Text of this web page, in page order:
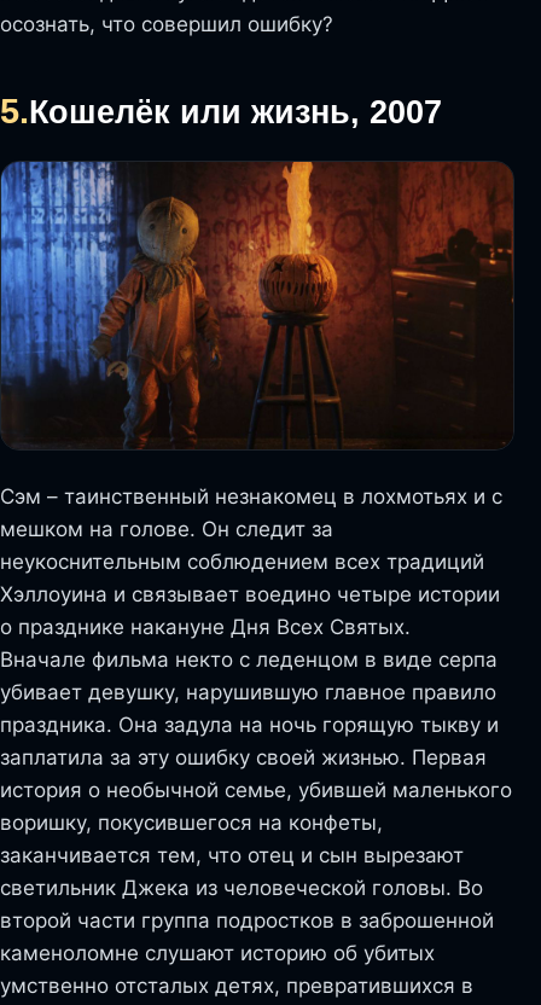
осознать, что совершил ошибку?
5.Кошелёк или жизнь, 2007
Сэм – таинственный незнакомец в лохмотьях и с
мешком на голове. Он следит за
неукоснительным соблюдением всех традиций
Хэллоуина и связывает воедино четыре истории
о празднике накануне Дня Всех Святых.
Вначале фильма некто с леденцом в виде серпа
убивает девушку, нарушившую главное правило
праздника. Она задула на ночь горящую тыкву и
заплатила за эту ошибку своей жизнью. Первая
история о необычной семье, убившей маленького
воришку, покусившегося на конфеты,
заканчивается тем, что отец и сын вырезают
светильник Джека из человеческой головы. Во
второй части группа подростков в заброшенной
каменоломне слушают историю об убитых
умственно отсталых детях, превратившихся в